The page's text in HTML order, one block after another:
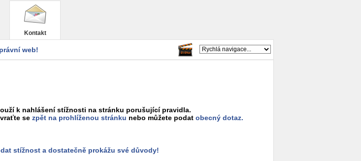
Kontakt
web!
k nahlášení stížnosti na stránku porušující pravidla.
se zpět na prohlíženou stránku nebo můžete podat obecný dotaz.
stížnost a dostatečně prokážu své důvody!